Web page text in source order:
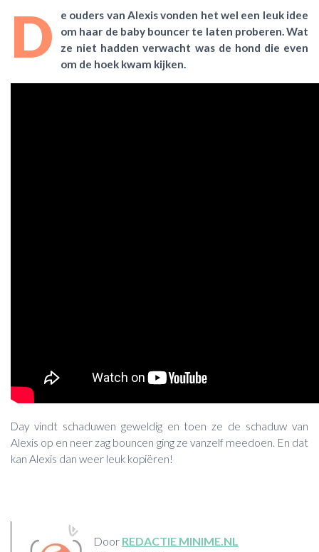
D
e ouders van Alexis vonden het wel een leuk idee
om haar de baby bouncer te laten proberen. Wat
ze niet hadden verwacht was de hond die even
om de hoek kwam kijken.
Day vindt schaduwen geweldig en toen ze de schaduw van
Alexis op en neer zag bouncen ging ze vanzelf meedoen. En dat
kan Alexis dan weer leuk kopiëren!
Door REDACTIE MINIME.NL